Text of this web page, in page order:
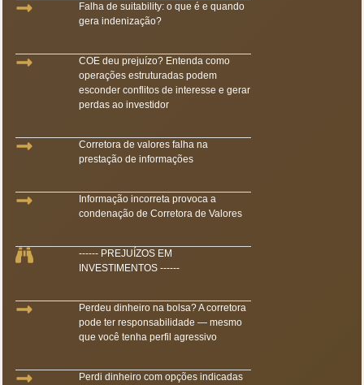
Falha de suitability: o que é e quando
gera indenização?
COE deu prejuízo? Entenda como
operações estruturadas podem
esconder conflitos de interesse e gerar
perdas ao investidor
Corretora de valores falha na
prestação de informações
Informação incorreta provoca a
condenação de Corretora de Valores
------ PREJUÍZOS EM
INVESTIMENTOS ------
Perdeu dinheiro na bolsa? A corretora
pode ter responsabilidade — mesmo
que você tenha perfil agressivo
Perdi dinheiro com opções indicadas